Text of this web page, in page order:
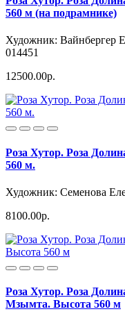
560 м (на подрамнике)
Художник: Вайнбергер
014451
12500.00р.
Роза Хутор. Роза
560 м.
Художник: Семенова
8100.00р.
Роза Хутор. Роза
Мзымта. Высота 560 м